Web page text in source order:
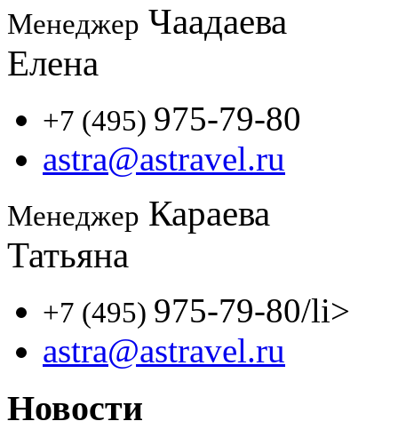
Менеджер Чаадаева
Елена
+7 (495) 975-79-80
astra@astravel.ru
Менеджер Караева
Татьяна
+7 (495) 975-79-80/li>
astra@astravel.ru
Новости